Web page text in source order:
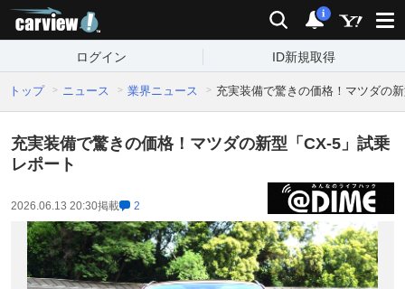
検索 通知
i
ログイン ID新規取得
トップ ニュース 業界ニュース 充実装備で驚きの価格！マツダの
充実装備で驚きの価格！マツダの新型「CX-5」試乗
レポート
2026.06.13 20:30掲載 2